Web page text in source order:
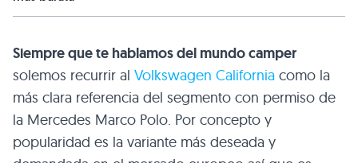
Siempre que te hablamos del mundo camper
solemos recurrir al Volkswagen California como la
más clara referencia del segmento con permiso de
la Mercedes Marco Polo. Por concepto y
popularidad es la variante más deseada y